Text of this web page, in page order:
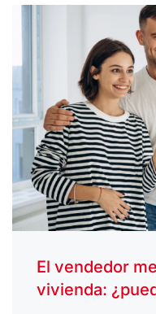
El vendedor
vivienda: